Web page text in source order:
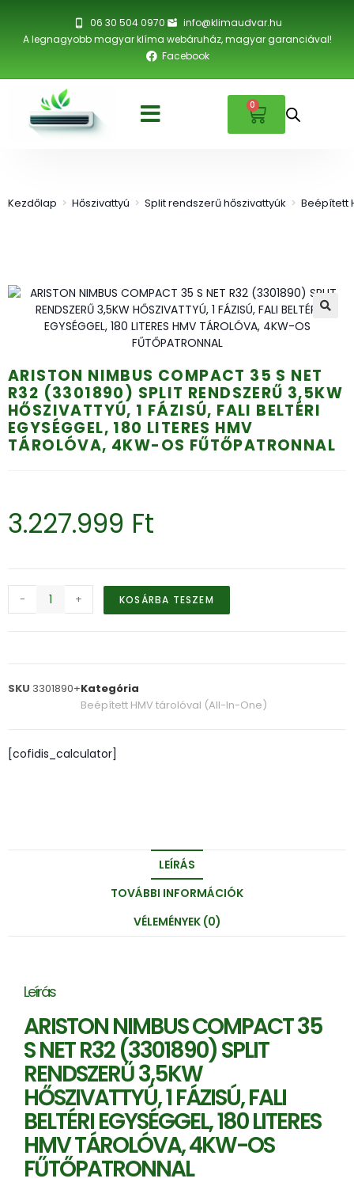
06 30 504 0970
info@klimaudvar.hu
A legnagyobb magyar klíma webáruház, magyar garanciával!
Facebook
0
Kezdőlap > Hőszivattyú > Split rendszerű hőszivattyúk > Beépített
ARISTON NIMBUS COMPACT 35 S NET
R32 (3301890) SPLIT RENDSZERŰ 3,5KW
HŐSZIVATTYÚ, 1 FÁZISÚ, FALI BELTÉRI
EGYSÉGGEL, 180 LITERES HMV
TÁROLÓVA, 4KW-OS FŰTŐPATRONNAL
3.227.999 Ft
- + KOSÁRBA TESZEM
SKU 3301890+Kategória
Beépített HMV tárolóval (All-In-One)
[cofidis_calculator]
LEÍRÁS
TOVÁBBI INFORMÁCIÓK
VÉLEMÉNYEK (0)
Leírás
ARISTON NIMBUS COMPACT 35
S NET R32 (3301890) SPLIT
RENDSZERŰ 3,5KW
HŐSZIVATTYÚ, 1 FÁZISÚ, FALI
BELTÉRI EGYSÉGGEL, 180 LITERES
HMV TÁROLÓVA, 4KW-OS
FŰTŐPATRONNAL